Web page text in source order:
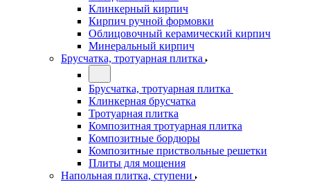
Клинкерный кирпич
Кирпич ручной формовки
Облицовочный керамический кирпич
Минеральный кирпич
Брусчатка, тротуарная плитка
Брусчатка, тротуарная плитка
Клинкерная брусчатка
Тротуарная плитка
Композитная тротуарная плитка
Композитные бордюры
Композитные приствольные решетки
Плиты для мощения
Напольная плитка, ступени